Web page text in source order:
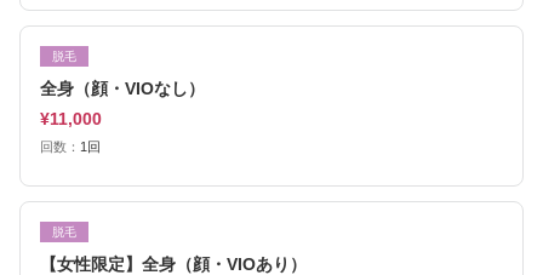
脱毛
全身（顔・VIOなし）
¥11,000
回数： 1回
脱毛
【女性限定】全身（顔・VIOあり）